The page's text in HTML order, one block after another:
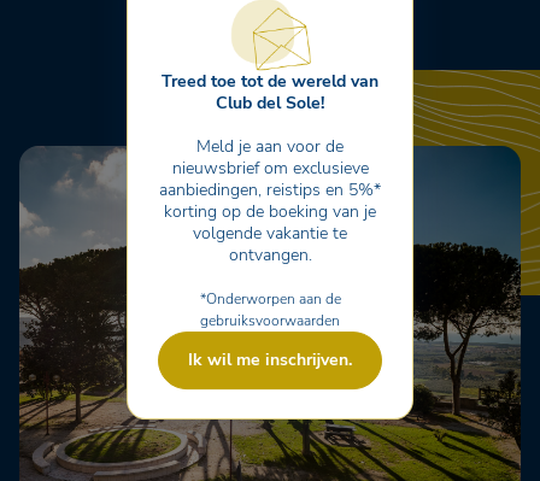
Treed toe tot de wereld van
Club del Sole!
Meld je aan voor de
nieuwsbrief om exclusieve
aanbiedingen, reistips en 5%*
korting op de boeking van je
volgende vakantie te
ontvangen.
*Onderworpen aan de
gebruiksvoorwaarden
Ik wil me inschrijven.